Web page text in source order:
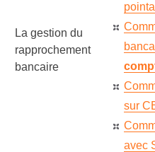
La gestion du
rapprochement
bancaire
sur
avec